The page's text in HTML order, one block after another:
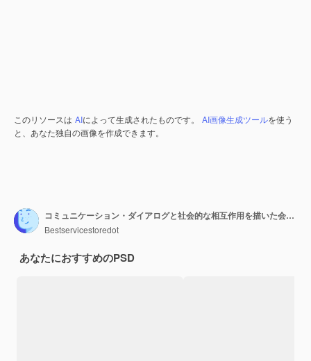
このリソースは AIによって生成されたものです。 AI画像生成ツールを使う
と、あなた独自の画像を作成できます。
コミュニケーション・ダイアログと社会的な相互作用を描いた会話コンセプトのイラスト
Bestservicestoredot
あなたにおすすめのPSD